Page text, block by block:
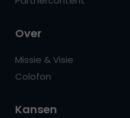
Over
Missie & Visie
Colofon
Kansen